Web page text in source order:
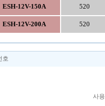
ESH-12V-150A 520
ESH-12V-200A 520
호
사